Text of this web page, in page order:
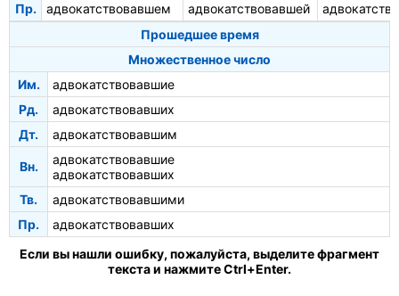
Пр. адвокатствовавшем адвокатствовавшей
Прошедшее время
Множественное число
Им.
адвокатствовавшие
Рд.
адвокатствовавших
Дт.
адвокатствовавшим
Вн.
адвокатствовавшие
адвокатствовавших
Тв.
адвокатствовавшими
Пр.
адвокатствовавших
Если вы нашли ошибку, пожалуйста, выделите фрагмент
текста и нажмите Ctrl+Enter.